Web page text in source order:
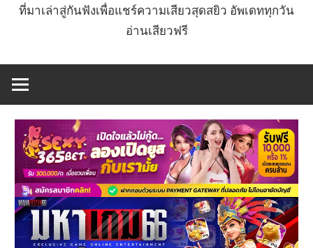
ที่มาเล่าสู่กันฟังเพื่อแชร์ความเสียวสุดสยิว อัพเดททุกวัน
อ่านเสียวฟรี